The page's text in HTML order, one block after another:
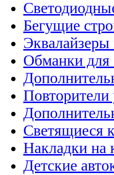
Бегущие
Эквалайзеры
Обманки для
Повторители
Светящиеся
Накладки на
Детские